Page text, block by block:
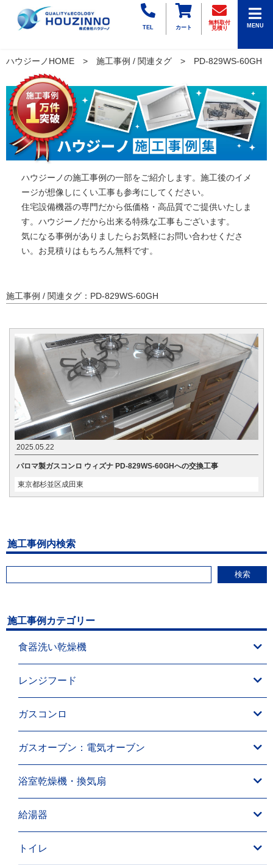
TEL カート
無料取付
見積り
MENU
ハウジーノHOME 施工事例 / 関連タグ PD-829WS-60GH
ハウジーノの施工事例の一部をご紹介します。施工後のイメ
ージが想像しにくい工事も参考にしてください。
住宅設備機器の専門だから低価格・高品質でご提供いたしま
す。ハウジーノだから出来る特殊な工事もございます。
気になる事例がありましたらお気軽にお問い合わせくださ
い。お見積りはもちろん無料です。
施工事例 / 関連タグ：PD-829WS-60GH
2025.05.22
パロマ製ガスコンロ ウィズナ PD-829WS-60GHへの交換工事
東京都杉並区成田東
施工事例内検索
検索
施工事例カテゴリー
食器洗い乾燥機
レンジフード
ガスコンロ
ガスオーブン：電気オーブン
浴室乾燥機・換気扇
給湯器
トイレ